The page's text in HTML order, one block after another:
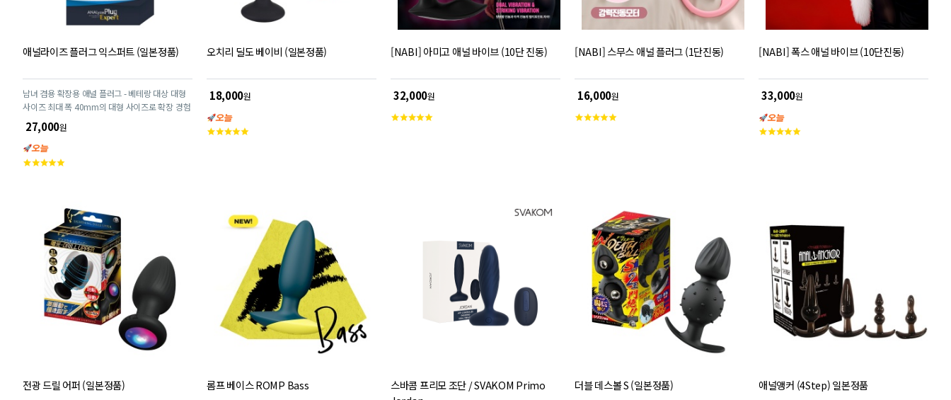
애널라이즈 플러그 익스퍼트 (일본정품)
남녀 겸용 확장용 애널 플러그 - 베테랑 대상 대형
사이즈 최대 폭 40mm의 대형 사이즈로 확장 경험
이 있는 분들께 적합한 제품입니다. 장기간 착용을
통해 점진적인 확장이 가능합니다. 부드러운 실리
콘 소재로 제작되어 완만한 곡선 디자인이 스무스
한 삽입을 돕습니다. 세척이 간편하여 위생적으로
27,000원
고
오치리 딜도 베이비 (일본정품)
18,000원
고
[NABI] 아미고 애널 바이브 (10단 진동)
32,000원
고
[NABI] 스무스 애널 플러그 (1단진동)
16,000원
고
[NABI] 폭스 애널 바이브 (10단진동)
33,000원
고
전광 드릴 어퍼 (일본정품) 롬프 베이스 ROMP Bass
스바콤 프리모 조단 / SVAKOM Primo
더블 데스볼 S (일본정품) 애널앵커 (4Step) 일본정품